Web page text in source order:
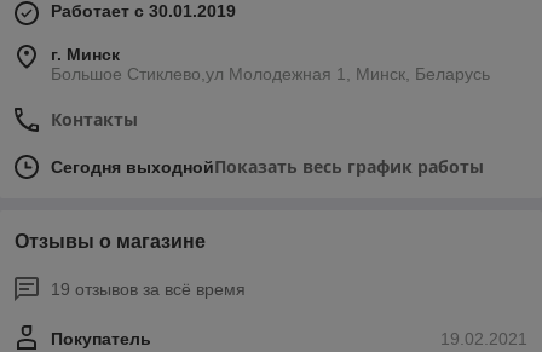
Работает с 30.01.2019
г. Минск
Большое Стиклево,ул Молодежная 1, Минск, Беларусь
Контакты
Сегодня выходнойПоказать весь график работы
Отзывы о магазине
19 отзывов за всё время
19.02.2021
Покупатель